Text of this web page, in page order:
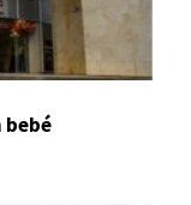
bebé